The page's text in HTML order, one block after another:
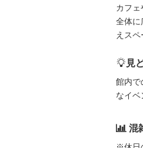
カフ
全体に
えス
見
館内で
なイベ
混